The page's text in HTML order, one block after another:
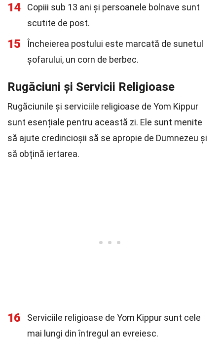
14
Copiii sub 13 ani și persoanele bolnave sunt
scutite de post.
15
Încheierea postului este marcată de sunetul
șofarului, un corn de berbec.
Rugăciuni și Servicii Religioase
Rugăciunile și serviciile religioase de Yom Kippur
sunt esențiale pentru această zi. Ele sunt menite
să ajute credincioșii să se apropie de Dumnezeu și
să obțină iertarea.
16
Serviciile religioase de Yom Kippur sunt cele
mai lungi din întregul an evreiesc.